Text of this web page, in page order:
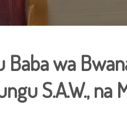
Baba wa
S.A.W., na